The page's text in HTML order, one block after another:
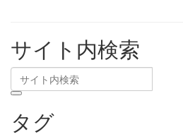
サイト内検索
タグ